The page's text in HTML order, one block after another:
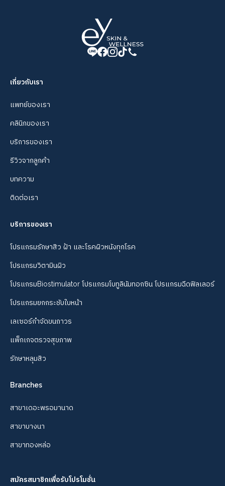
เกี่ยวกับเรา
แพทย์ของเรา
คลินิกของเรา
บริการของเรา
รีวิวจากลูกค้า
บทความ
ติดต่อเรา
บริการของเรา
โปรแกรมรักษาสิว ฝ้า และโรคผิวหนังทุกโรค
โปรแกรมวิตามินผิว
โปรแกรมBiostimulator โปรแกรมโบทูลินัมทอกซิน โปรแกรมฉีดฟิลเลอร์
โปรแกรมยกกระชับใบหน้า
เลเซอร์กำจัดขนถาวร
แพ็กเกจตรวจสุขภาพ
รักษาหลุมสิว
Branches
สาขาเดอะพรอมานาด
สาขาบางนา
สาขาทองหล่อ
สมัครสมาชิกเพื่อรับโปรโมชั่น